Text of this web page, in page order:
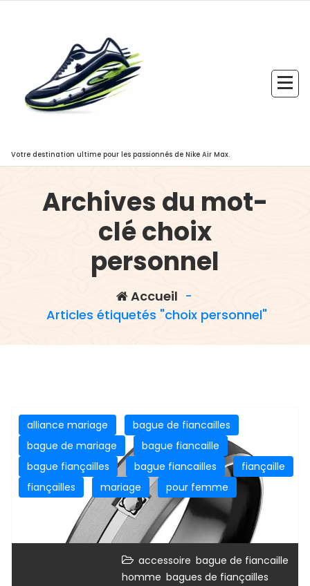
Votre destination ultime pour les passionnés de Nike Air Max.
Archives du mot-
clé choix
personnel
Accueil -
Articles étiquetés "choix personnel"
alliance mariage
bague de fiancailles
bague de mariage
bague fiancaille
bague fiançailles
bague fiancailles
fiançaille
fiançailles
mariage pour femme
accessoire bague de fiancaille
homme bagues de fiançailles